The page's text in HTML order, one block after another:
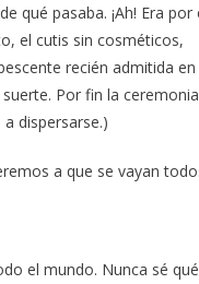
qué pasaba. ¡Ah! Era por
el cutis sin cosméticos,
recién admitida en
Por fin la ceremonia
dispersarse.)
a que se vayan
el mundo. Nunca sé qué